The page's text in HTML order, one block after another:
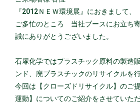
『2012ＮＥＷ環境展』におきまして、
ご多忙のところ 当社ブースにお立ち寄
誠にありがとうございました。
石塚化学ではプラスチック原料の製造
ンド、廃プラスチックのリサイクルを
今回は【クローズドリサイクル】のご
運動】についてのご紹介をさせていた